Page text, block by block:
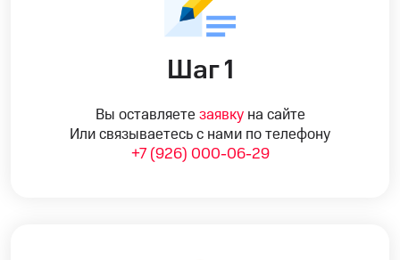
Шаг 1
Вы оставляете заявкуна сайте
Или связываетесь с нами по телефону
+7 (926) 000-06-29